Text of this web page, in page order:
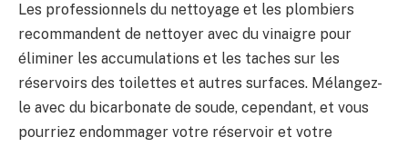
Les professionnels du nettoyage et les plombiers
recommandent de nettoyer avec du vinaigre pour
éliminer les accumulations et les taches sur les
réservoirs des toilettes et autres surfaces. Mélangez-
le avec du bicarbonate de soude, cependant, et vous
pourriez endommager votre réservoir et votre